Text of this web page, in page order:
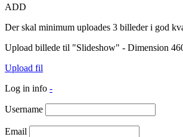
ADD
Der skal minimum uploades 3 billeder i god
Upload billede til "Slideshow" - Dimension
Upload fil
Log in info -
Username
Email